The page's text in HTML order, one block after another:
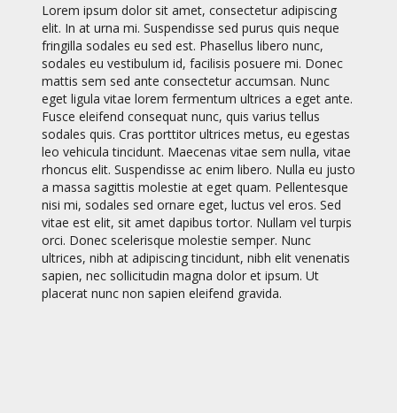
Lorem ipsum dolor sit amet, consectetur adipiscing
elit. In at urna mi. Suspendisse sed purus quis neque
fringilla sodales eu sed est. Phasellus libero nunc,
sodales eu vestibulum id, facilisis posuere mi. Donec
mattis sem sed ante consectetur accumsan. Nunc
eget ligula vitae lorem fermentum ultrices a eget ante.
Fusce eleifend consequat nunc, quis varius tellus
sodales quis. Cras porttitor ultrices metus, eu egestas
leo vehicula tincidunt. Maecenas vitae sem nulla, vitae
rhoncus elit. Suspendisse ac enim libero. Nulla eu justo
a massa sagittis molestie at eget quam. Pellentesque
nisi mi, sodales sed ornare eget, luctus vel eros. Sed
vitae est elit, sit amet dapibus tortor. Nullam vel turpis
orci. Donec scelerisque molestie semper. Nunc
ultrices, nibh at adipiscing tincidunt, nibh elit venenatis
sapien, nec sollicitudin magna dolor et ipsum. Ut
placerat nunc non sapien eleifend gravida.